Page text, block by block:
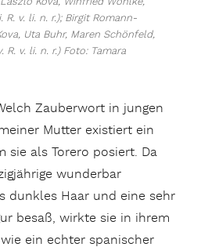
R. v. li. n. r.); Birgit Romann-
Uta Buhr, Maren Schönfeld,
R. v. li. n. r.) Foto: Tamara
Zauberwort in jungen
Mutter existiert ein
sie als Torero posiert. Da
wunderbar
dunkles Haar und eine sehr
besaß, wirkte sie in ihrem
ein echter spanischer